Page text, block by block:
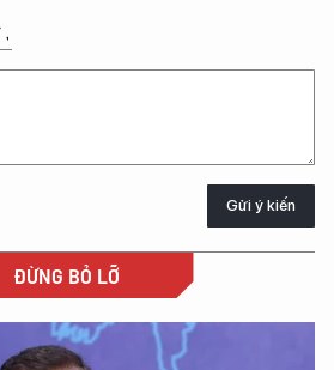
Gửi ý kiến
ĐỪNG BỎ LỠ